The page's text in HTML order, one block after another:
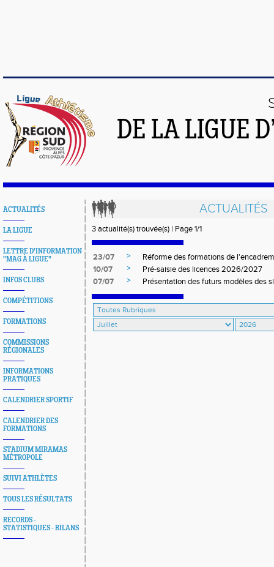
DE LA LIGUE
ACTUALITÉS
LA LIGUE
LETTRE D'INFORMATION
"MAG À LIGUE"
INFOS CLUBS
COMPÉTITIONS
FORMATIONS
COMMISSIONS
RÉGIONALES
INFORMATIONS
PRATIQUES
CALENDRIER SPORTIF
CALENDRIER DES
FORMATIONS
STADIUM MIRAMAS
MÉTROPOLE
SUIVI ATHLÈTES
TOUS LES RÉSULTATS
RECORDS -
STATISTIQUES - BILANS
ACTUALITÉS
3 actualité(s) trouvée(s) | Page 1/1
23/07 >
Réforme des formations de
10/07
>
Pré-saisie des licences 2026/2027
07/07
> Présentation des futurs modèles des